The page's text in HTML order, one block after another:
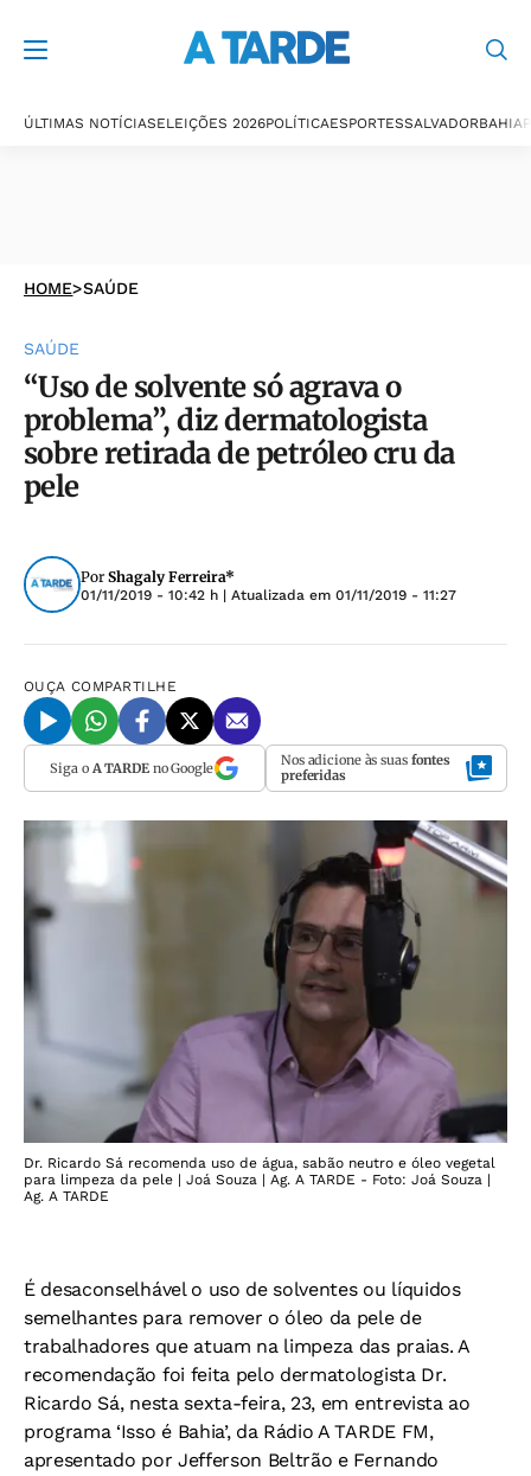
ÚLTIMAS NOTÍCIASELEIÇÕES 2026POLÍTICAESPORTESSALVADORBAHIA
HOME>SAÚDE
SAÚDE
“Uso de solvente só agrava o
problema”, diz dermatologista
sobre retirada de petróleo cru da
pele
Por Shagaly Ferreira*
01/11/2019 - 10:42 h | Atualizada em 01/11/2019 - 11:27
OUÇA COMPARTILHE
Siga o A TARDEno Google Nos adicione às suas fontes
preferidas
Dr. Ricardo Sá recomenda uso de água, sabão neutro e óleo vegetal
para limpeza da pele | Joá Souza | Ag. A TARDE - Foto: Joá Souza |
Ag. A TARDE
É desaconselhável o uso de solventes ou líquidos
semelhantes para remover o óleo da pele de
trabalhadores que atuam na limpeza das praias. A
recomendação foi feita pelo dermatologista Dr.
Ricardo Sá, nesta sexta-feira, 23, em entrevista ao
programa ‘Isso é Bahia’, da Rádio A TARDE FM,
apresentado por Jefferson Beltrão e Fernando